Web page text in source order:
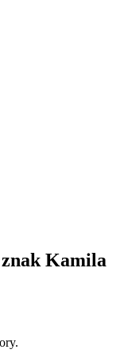
Kamila